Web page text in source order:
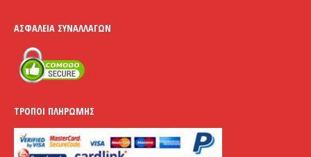
ΑΣΦΆΛΕΙΑ ΣΥΝΑΛΛΑΓΏΝ
ΤΡΌΠΟΙ ΠΛΗΡΩΜΉΣ